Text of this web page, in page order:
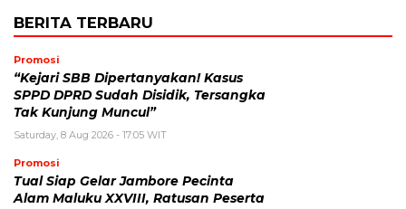
BERITA TERBARU
Promosi
“Kejari SBB Dipertanyakan! Kasus
SPPD DPRD Sudah Disidik, Tersangka
Tak Kunjung Muncul”
Saturday, 8 Aug 2026 - 17:05 WIT
Promosi
Tual Siap Gelar Jambore Pecinta
Alam Maluku XXVIII, Ratusan Peserta